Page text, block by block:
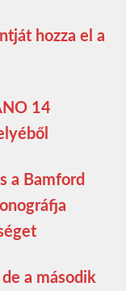
hozza el a
14
a Bamford
a második